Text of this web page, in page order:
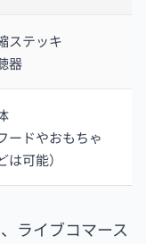
ステッキ
器
フードやおもちゃ
は可能）
ライブコマース